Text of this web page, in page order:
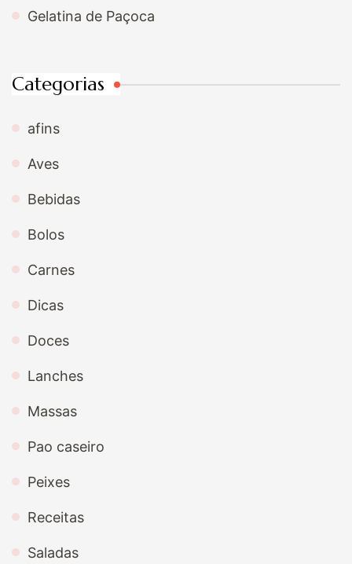
Gelatina de Paçoca
Categorias
afins
Aves
Bebidas
Bolos
Carnes
Dicas
Doces
Lanches
Massas
Pao caseiro
Peixes
Receitas
Saladas